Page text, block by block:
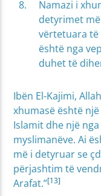
Namazi i
detyrimet
vërtetuara të
është nga
duhet të
Ibën El-Kajimi,
xhumasë është
Islamit dhe një
myslimanëve. Ai
më i detyruar se
përjashtim të
Arafat.”[13]